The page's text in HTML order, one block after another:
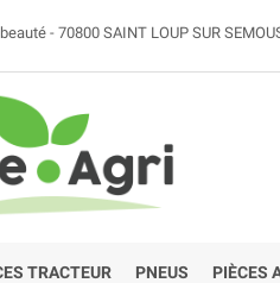
- 70800 SAINT LOUP SUR
TRACTEUR PNEUS PIÈCES